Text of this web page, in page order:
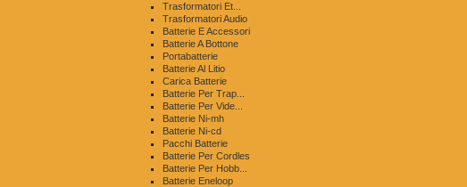
Trasformatori Et...
Trasformatori Audio
Batterie E Accessori
Batterie A Bottone
Portabatterie
Batterie Al Litio
Carica Batterie
Batterie Per Trap...
Batterie Per Vide...
Batterie Ni-mh
Batterie Ni-cd
Pacchi Batterie
Batterie Per Cordles
Batterie Per Hobb...
Batterie Eneloop